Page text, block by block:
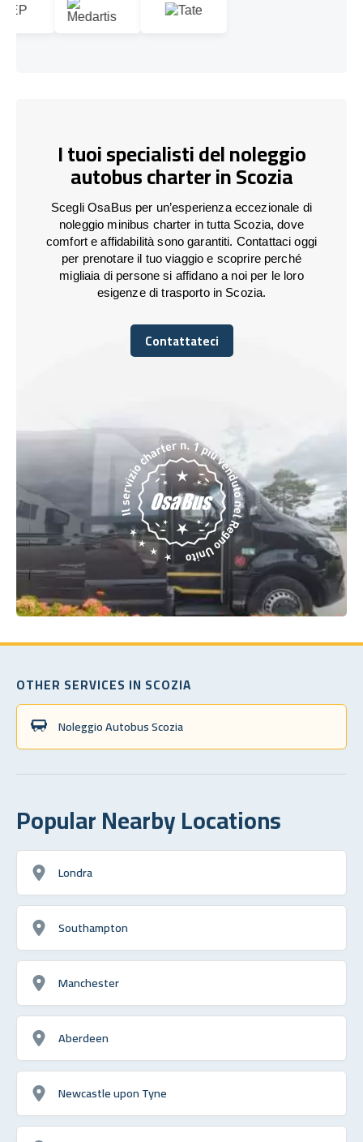
I tuoi specialisti del noleggio
autobus charter in Scozia
Scegli OsaBus per un’esperienza eccezionale di
noleggio minibus charter in tutta Scozia, dove
comfort e affidabilità sono garantiti. Contattaci oggi
per prenotare il tuo viaggio e scoprire perché
migliaia di persone si affidano a noi per le loro
esigenze di trasporto in Scozia.
Contattateci
Contattateci
OTHER SERVICES IN SCOZIA
Noleggio Autobus Scozia
Popular Nearby Locations
Londra
Southampton
Manchester
Aberdeen
Newcastle upon Tyne